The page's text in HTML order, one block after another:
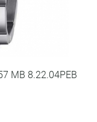
MB 8.22.04PEB